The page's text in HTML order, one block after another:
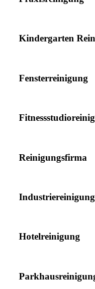
Kindergarten
Fensterreinigung
Reinigungsfirma
Industriereinigung
Hotelreinigung